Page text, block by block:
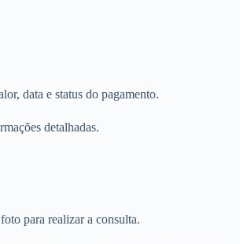
data e status do pagamento.
detalhadas.
para realizar a consulta.